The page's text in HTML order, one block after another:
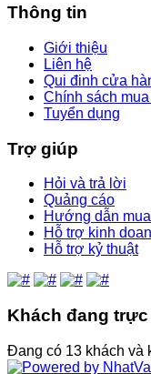
Thông tin
Giới thiệu
Liên hệ
Qui đinh cửa
Chính sách
Tuyển dụng
Trợ giúp
Hỏi và trả lời
Quảng cáo
Hướng dẫn
Hỗ trợ kinh
Hỗ trợ kỷ thuật
Khách đang
Ðang có 13 khách và